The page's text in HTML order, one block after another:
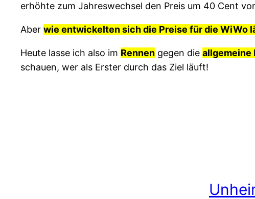
erhöhte zum Jahreswechsel den Preis um 40 Cent
Aber wie entwickelten sich die Preise für die WiWo
Heute lasse ich also im Rennen gegen die allgemeine
schauen, wer als Erster durch das Ziel läuft!